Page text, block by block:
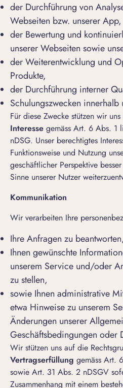
der Durchführung von
Webseiten bzw. unserer App,
der Bewertung und
unserer Webseiten sowie
der Weiterentwicklung und
Produkte,
der Durchführung interner
Schulungszwecken innerhalb
Für diese Zwecke stützen wir
Interesse gemäss Art. 6 Abs. 1
nDSG. Unser berechtigtes
Funktionsweise und Nutzung
geschäftlicher Perspektive
Sinne unserer Nutzer
Kommunikation
Wir verarbeiten Ihre
Ihre Anfragen zu beantworten,
Ihnen gewünschte
unserem Service und/oder
zu stellen,
sowie Ihnen administrative
etwa Hinweise zu unserem
Änderungen unserer
Geschäftsbedingungen oder
Wir stützen uns auf die
Vertragserfüllung gemäss Art.
sowie Art. 31 Abs. 2 nDSGV
Zusammenhang mit einem